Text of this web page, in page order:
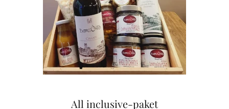
All inclusive-paket